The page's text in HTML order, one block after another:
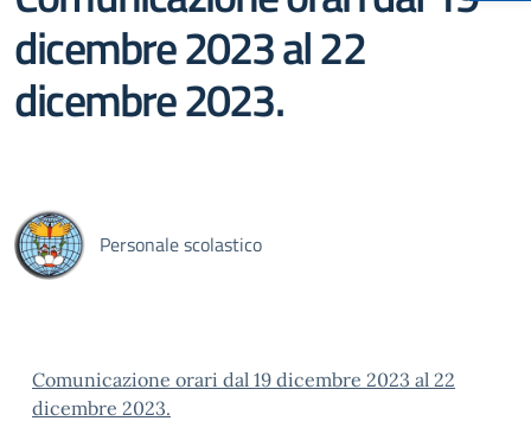
dicembre 2023 al 22
dicembre 2023.
Personale scolastico
Comunicazione orari dal 19 dicembre 2023 al 22
dicembre 2023.